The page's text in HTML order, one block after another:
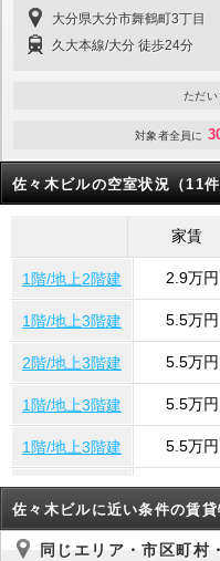
大分県大分市舞鶴町3丁目
久大本線/大分 徒歩24分
ただい
対象者全員に
佐々木ビルの空室状況（11件
家賃
1階/地上2階建 2.9万円
1階/地上3階建 5.5万円
2階/地上3階建 5.5万円
1階/地上3階建 5.5万円
1階/地上3階建 5.5万円
3階/地上5階建 3.7万円
3階/地上5階建 3.7万円
佐々木ビルに近い条件の賃
同じエリア・市区町村